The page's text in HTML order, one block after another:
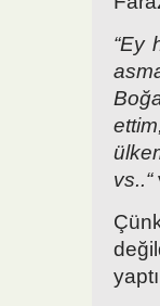
“Ey
vs..“